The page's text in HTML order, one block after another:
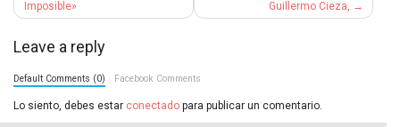
de
entradas
Imposible» Guillermo Cieza,
Leave a reply
Default Comments (0) Facebook Comments
Lo siento, debes estar conectado para publicar un comentario.